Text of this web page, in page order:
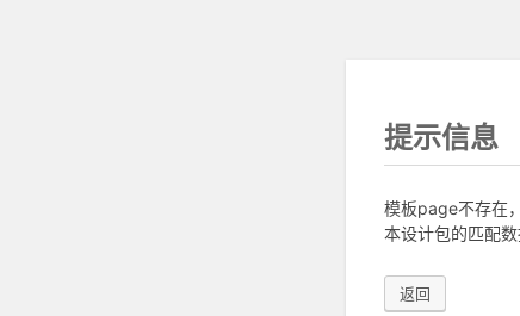
提示信息
模板page不存在
本设计包的匹配数
返回